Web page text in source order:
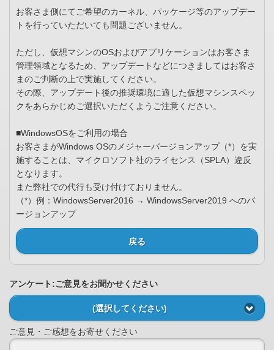
お客さま側にてご希望のカーネル、パッケージ等のアップデー
トを行っていただいても問題ございません。
ただし、仮想マシンのOSおよびアプリケーションはお客さま
管理領域となるため、アップデートなどにつきましてはお客さ
まのご判断の上で実施してください。
その際、アップデート後の推奨環境に適した仮想マシンスペッ
クをあらかじめご選択いただくようご注意ください。
■WindowsOSをご利用の場合
お客さまがWindows OSのメジャーバージョンアップ（*）を実
施することは、マイクロソフト社のライセンス（SPLA）違反
となります。
また弊社での代行も受け付けておりません。
（*）例：WindowsServer2016 → WindowsServer2019 へのバ
ージョンアップ
戻る
アンケート:ご意見をお聞かせください
(選択してください)
ご意見・ご感想をお寄せください